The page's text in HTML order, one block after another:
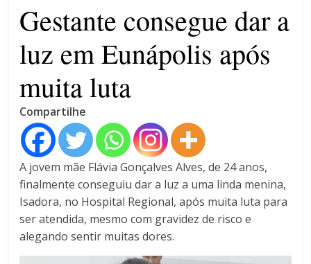
Gestante consegue dar a
luz em Eunápolis após
muita luta
Compartilhe
A jovem mãe Flávia Gonçalves Alves, de 24 anos,
finalmente conseguiu dar a luz a uma linda menina,
Isadora, no Hospital Regional, após muita luta para
ser atendida, mesmo com gravidez de risco e
alegando sentir muitas dores.